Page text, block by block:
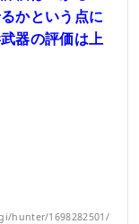
かという点に
器の評価は上
hunter/1698282501/